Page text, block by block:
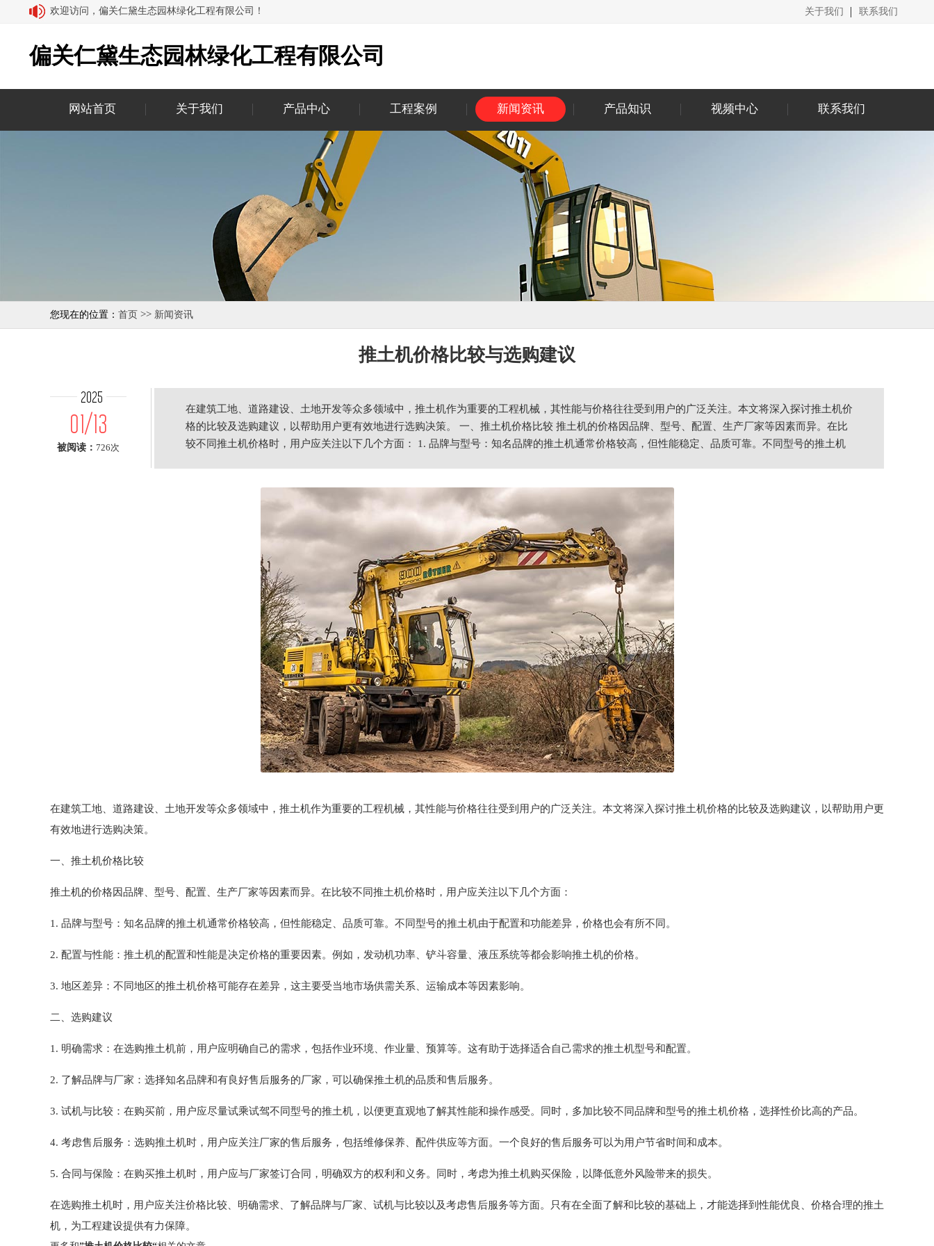
欢迎访问，偏关仁黛生态园林绿化工程有限公司！ 关于我们 联系我们
偏关仁黛生态园林绿化工程有限公司
网站首页 关于我们 产品中心 工程案例 新闻资讯 产品知识 视频中心 联系我们
您现在的位置： 首页 >> 新闻资讯
推土机价格比较与选购建议
2025
01/13
被阅读： 726次
在建筑工地、道路建设、土地开发等众多领域中，推土机作为重要的工程机械，其性能与价格往往受到用户的广泛关注。本文将深入探讨推土机价
格的比较及选购建议，以帮助用户更有效地进行选购决策。 一、推土机价格比较 推土机的价格因品牌、型号、配置、生产厂家等因素而异。在比
较不同推土机价格时，用户应关注以下几个方面： 1. 品牌与型号：知名品牌的推土机通常价格较高，但性能稳定、品质可靠。不同型号的推土机
在建筑工地、道路建设、土地开发等众多领域中，推土机作为重要的工程机械，其性能与价格往往受到用户的广泛关注。本文将深入探讨推土机价格的比较及选购建议，以帮助用户更
有效地进行选购决策。
一、推土机价格比较
推土机的价格因品牌、型号、配置、生产厂家等因素而异。在比较不同推土机价格时，用户应关注以下几个方面：
1. 品牌与型号：知名品牌的推土机通常价格较高，但性能稳定、品质可靠。不同型号的推土机由于配置和功能差异，价格也会有所不同。
2. 配置与性能：推土机的配置和性能是决定价格的重要因素。例如，发动机功率、铲斗容量、液压系统等都会影响推土机的价格。
3. 地区差异：不同地区的推土机价格可能存在差异，这主要受当地市场供需关系、运输成本等因素影响。
二、选购建议
1. 明确需求：在选购推土机前，用户应明确自己的需求，包括作业环境、作业量、预算等。这有助于选择适合自己需求的推土机型号和配置。
2. 了解品牌与厂家：选择知名品牌和有良好售后服务的厂家，可以确保推土机的品质和售后服务。
3. 试机与比较：在购买前，用户应尽量试乘试驾不同型号的推土机，以便更直观地了解其性能和操作感受。同时，多加比较不同品牌和型号的推土机价格，选择性价比高的产品。
4. 考虑售后服务：选购推土机时，用户应关注厂家的售后服务，包括维修保养、配件供应等方面。一个良好的售后服务可以为用户节省时间和成本。
5. 合同与保险：在购买推土机时，用户应与厂家签订合同，明确双方的权利和义务。同时，考虑为推土机购买保险，以降低意外风险带来的损失。
在选购推土机时，用户应关注价格比较、明确需求、了解品牌与厂家、试机与比较以及考虑售后服务等方面。只有在全面了解和比较的基础上，才能选择到性能优良、价格合理的推土
机，为工程建设提供有力保障。